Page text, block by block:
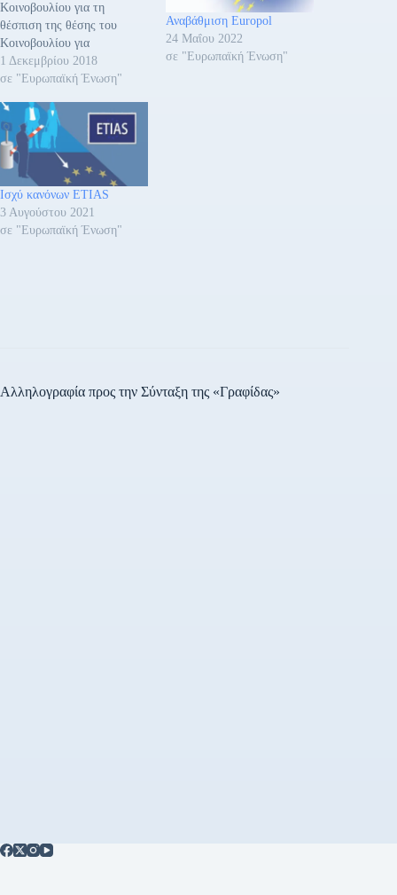
Κοινοβουλίου για τη
θέσπιση της θέσης του
Κοινοβουλίου για
διαπραγματεύσεις με τους
υπουργούς της ΕΕ, οι
ότι: • η αρχική περίοδος
συνοριακών ελέγχων θα
πρέπει να περιοριστεί σε δύο
μήνες, αντί της τρέχουσας
εξάμηνης περιόδου, και • οι
συνοριακοί έλεγχοι δεν θα…
1 Δεκεμβρίου 2018
σε "Ευρωπαϊκή Ένωση"
Αναβάθμιση Europol
24 Μαΐου 2022
σε "Ευρωπαϊκή Ένωση"
Ισχύ κανόνων ETIAS
3 Αυγούστου 2021
σε "Ευρωπαϊκή Ένωση"
Αλληλογραφία προς την Σύνταξη της «Γραφίδας»